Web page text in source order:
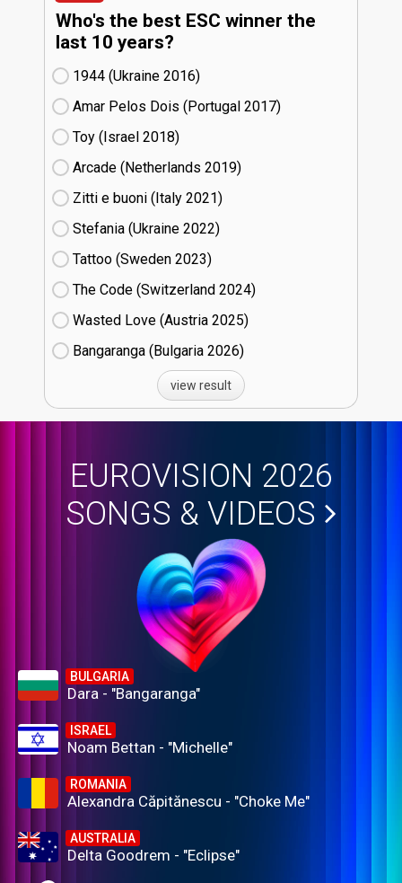
Who's the best ESC winner the
last 10 years?
1944 (Ukraine
16)
Amar Pelos Dois (Portugal
17)
Toy (Israel
18)
Arcade (Netherlands
19)
Zitti e buoni​ (Italy
21)
Stefania (Ukraine
22)
Tattoo (Sweden
23)
The Code (Switzerland
24)
Wasted Love (Austria
25)
Bangaranga (Bulgaria
26)
view result
EUROVISION 2026
SONGS & VIDEOS
BULGARIA
Dara - "Bangaranga"
ISRAEL
Noam Bettan - "Michelle"
ROMANIA
Alexandra Căpitănescu - "Choke Me"
AUSTRALIA
Delta Goodrem - "Eclipse"